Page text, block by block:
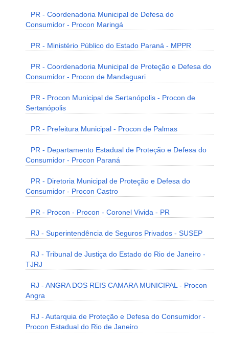
PR - Coordenadoria Municipal de Defesa do
Consumidor - Procon Maringá
PR - Ministério Público do Estado Paraná - MPPR
PR - Coordenadoria Municipal de Proteção e Defesa do
Consumidor - Procon de Mandaguari
PR - Procon Municipal de Sertanópolis - Procon de
Sertanópolis
PR - Prefeitura Municipal - Procon de Palmas
PR - Departamento Estadual de Proteção e Defesa do
Consumidor - Procon Paraná
PR - Diretoria Municipal de Proteção e Defesa do
Consumidor - Procon Castro
PR - Procon - Procon - Coronel Vivida - PR
RJ - Superintendência de Seguros Privados - SUSEP
RJ - Tribunal de Justiça do Estado do Rio de Janeiro -
TJRJ
RJ - ANGRA DOS REIS CAMARA MUNICIPAL - Procon
Angra
RJ - Autarquia de Proteção e Defesa do Consumidor -
Procon Estadual do Rio de Janeiro